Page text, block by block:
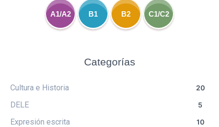
A1/A2 B1 B2 C1/C2
Categorías
Cultura e Historia 20
DELE 5
Expresión escrita 10